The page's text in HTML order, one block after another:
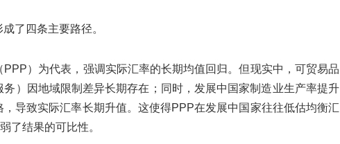
了四条主要路径。
PPP）为代表，强调实际汇率的长期均值回归。但现实中，可贸易品
）因地域限制差异长期存在；同时，发展中国家制造业生产率提升
导致实际汇率长期升值。这使得PPP在发展中国家往往低估均衡汇
了结果的可比性。